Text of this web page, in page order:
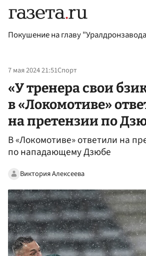
Покушение на главу
7 мая 2024 21:51Спорт
«У тренера свои
в «Локомотиве»
на претензии по
В «Локомотиве» ответили на
по нападающему Дзюбе
Виктория Алексеева